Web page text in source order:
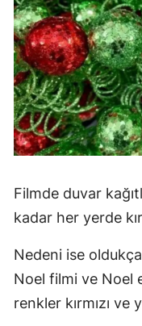
Filmde duvar
kadar her yerde
Nedeni ise
Noel filmi ve Noel
renkler kırmızı ve